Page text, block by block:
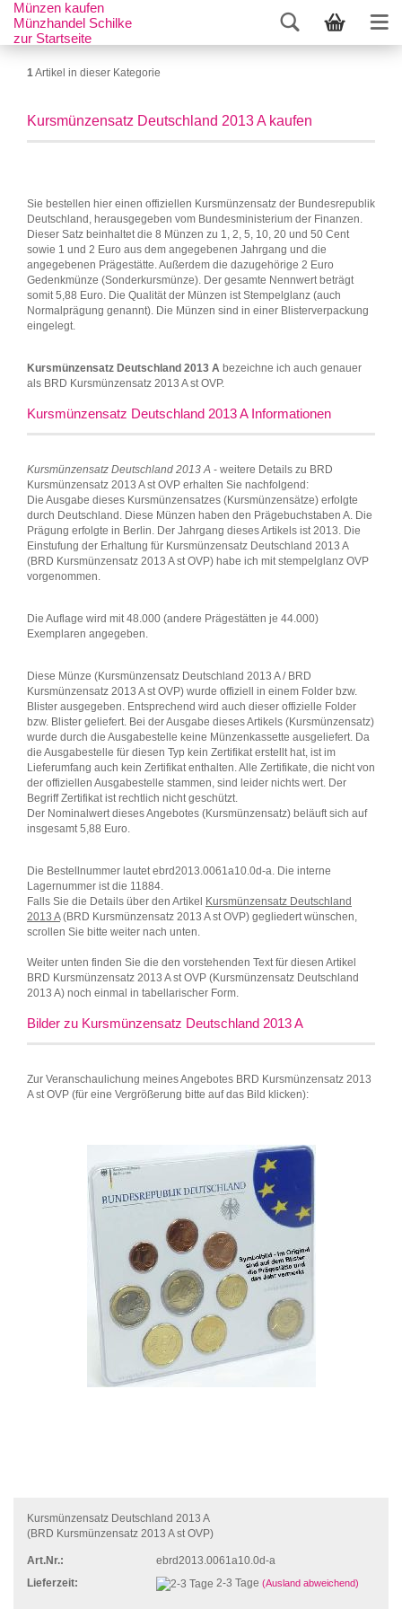
Münzen kaufen
Münzhandel Schilke
zur Startseite
1Artikel in dieser Kategorie
Kursmünzensatz Deutschland 2013 A kaufen
Sie bestellen hier einen offiziellen Kursmünzensatz der Bundesrepublik
Deutschland, herausgegeben vom Bundesministerium der Finanzen.
Dieser Satz beinhaltet die 8 Münzen zu 1, 2, 5, 10, 20 und 50 Cent
sowie 1 und 2 Euro aus dem angegebenen Jahrgang und die
angegebenen Prägestätte. Außerdem die dazugehörige 2 Euro
Gedenkmünze (Sonderkursmünze). Der gesamte Nennwert beträgt
somit 5,88 Euro. Die Qualität der Münzen ist Stempelglanz (auch
Normalprägung genannt). Die Münzen sind in einer Blisterverpackung
eingelegt.
Kursmünzensatz Deutschland 2013 A bezeichne ich auch genauer
als BRD Kursmünzensatz 2013 A st OVP.
Kursmünzensatz Deutschland 2013 A Informationen
Kursmünzensatz Deutschland 2013 A - weitere Details zu BRD
Kursmünzensatz 2013 A st OVP erhalten Sie nachfolgend:
Die Ausgabe dieses Kursmünzensatzes (Kursmünzensätze) erfolgte
durch Deutschland. Diese Münzen haben den Prägebuchstaben A. Die
Prägung erfolgte in Berlin. Der Jahrgang dieses Artikels ist 2013. Die
Einstufung der Erhaltung für Kursmünzensatz Deutschland 2013 A
(BRD Kursmünzensatz 2013 A st OVP) habe ich mit stempelglanz OVP
vorgenommen.
Die Auflage wird mit 48.000 (andere Prägestätten je 44.000)
Exemplaren angegeben.
Diese Münze (Kursmünzensatz Deutschland 2013 A / BRD
Kursmünzensatz 2013 A st OVP) wurde offiziell in einem Folder bzw.
Blister ausgegeben. Entsprechend wird auch dieser offizielle Folder
bzw. Blister geliefert. Bei der Ausgabe dieses Artikels (Kursmünzensatz)
wurde durch die Ausgabestelle keine Münzenkassette ausgeliefert. Da
die Ausgabestelle für diesen Typ kein Zertifikat erstellt hat, ist im
Lieferumfang auch kein Zertifikat enthalten. Alle Zertifikate, die nicht von
der offiziellen Ausgabestelle stammen, sind leider nichts wert. Der
Begriff Zertifikat ist rechtlich nicht geschützt.
Der Nominalwert dieses Angebotes (Kursmünzensatz) beläuft sich auf
insgesamt 5,88 Euro.
Die Bestellnummer lautet ebrd2013.0061a10.0d-a. Die interne
Lagernummer ist die 11884.
Falls Sie die Details über den Artikel
Kursmünzensatz Deutschland
2013 A(BRD Kursmünzensatz 2013 A st OVP) gegliedert wünschen,
scrollen Sie bitte weiter nach unten.
Weiter unten finden Sie die den vorstehenden Text für diesen Artikel
BRD Kursmünzensatz 2013 A st OVP (Kursmünzensatz Deutschland
2013 A) noch einmal in tabellarischer Form.
Bilder zu Kursmünzensatz Deutschland 2013 A
Zur Veranschaulichung meines Angebotes BRD Kursmünzensatz 2013
A st OVP (für eine Vergrößerung bitte auf das Bild klicken):
Kursmünzensatz Deutschland 2013 A
(BRD Kursmünzensatz 2013 A st OVP)
Art.Nr.:
ebrd2013.0061a10.0d-a
Lieferzeit:
2-3 Tage(Ausland abweichend)